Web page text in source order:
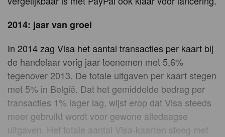
2014: jaar van groei
In 2014 zag Visa het aantal transacties per kaart bij
de handelaar vorig jaar toenemen met 5,6%
tegenover 2013. De totale uitgaven per kaart stegen
met 5% in België. Dat het gemiddelde bedrag per
transacties 1% lager lag, wijst erop dat Visa steeds
meer gebruikt wordt voor gewone alledaagse
uitgaven. Het totale aantal Visa-kaarten steeg met